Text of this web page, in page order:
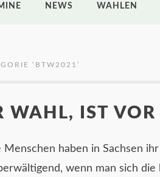
NEWS WAHLEN
‘ BTW2021 ’
WAHL, IST
Menschen haben in Sachsen
wenn man sich die